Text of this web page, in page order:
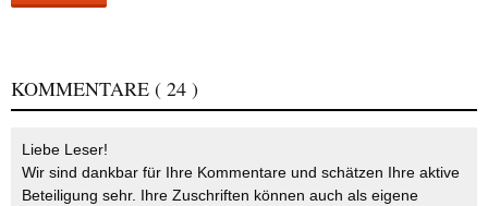
KOMMENTARE ( 24 )
Liebe Leser!
Wir sind dankbar für Ihre Kommentare und schätzen Ihre aktive
Beteiligung sehr. Ihre Zuschriften können auch als eigene